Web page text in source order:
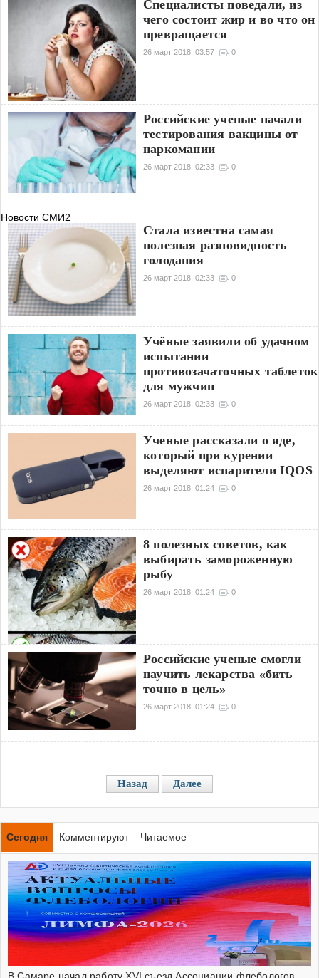
Специалисты поведали, из
чего состоит жир и во что он
превращается
26 март 2018, 03:57 0
Российские ученые начали
тестирования вакцины от
наркомании
26 март 2018, 02:33 0
Новости СМИ2
Стала известна самая
полезная разновидность
голодания
26 март 2018, 02:33 0
Учёные заявили об удачном
испытании
противозачаточных таблеток
для мужчин
26 март 2018, 02:33 0
Ученые рассказали о яде,
который при курении
выделяют испарители IQOS
26 март 2018, 01:24 0
8 полезных советов, как
выбирать замороженную
рыбу
26 март 2018, 01:24 0
Российские ученые смогли
научить лекарства «бить
точно в цель»
26 март 2018, 01:24 0
Назад Далее
Сегодня Комментируют Читаемое